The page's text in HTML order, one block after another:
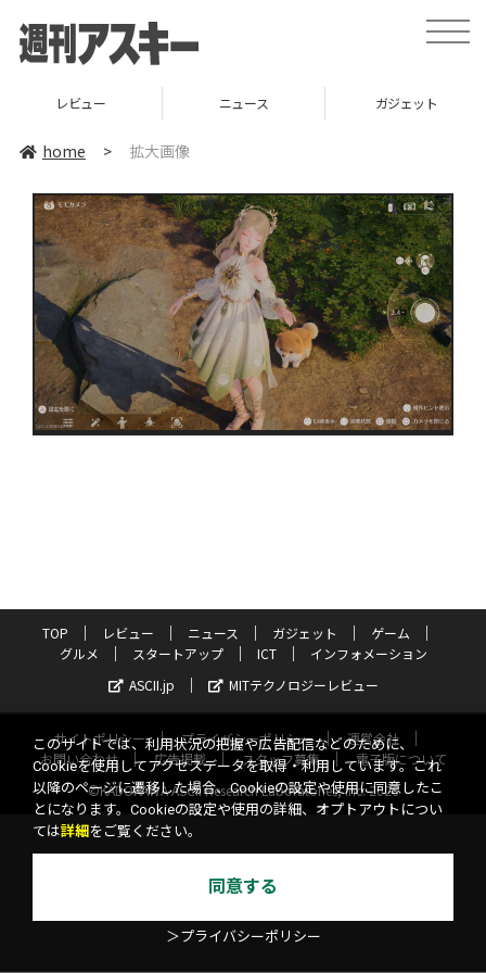
toggle
レビュー ニュース ガジェット
home > 拡大画像
TOP レビュー ニュース ガジェット
ゲーム
グルメ
スタートアップ ICT
インフォメーション
ASCII.jp
MITテクノロジーレビュー
サイトポリシー プライバシーポリシー
運営会社
お問い合わせ
広告掲載 スタッフ募集
電子版について
©KADOKAWA ASCII Research Laboratories, Inc. 2026
このサイトでは、利用状況の把握や広告配信などのために、
Cookieを使用してアクセスデータを取得・利用しています。これ
以降のページに遷移した場合、Cookieの設定や使用に同意したこ
とになります。Cookieの設定や使用の詳細、オプトアウトについ
ては詳細 をご覧ください。
同意する
＞プライバシーポリシー